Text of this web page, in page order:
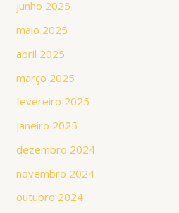
junho 2025
maio 2025
abril 2025
março 2025
fevereiro 2025
janeiro 2025
dezembro 2024
novembro 2024
outubro 2024